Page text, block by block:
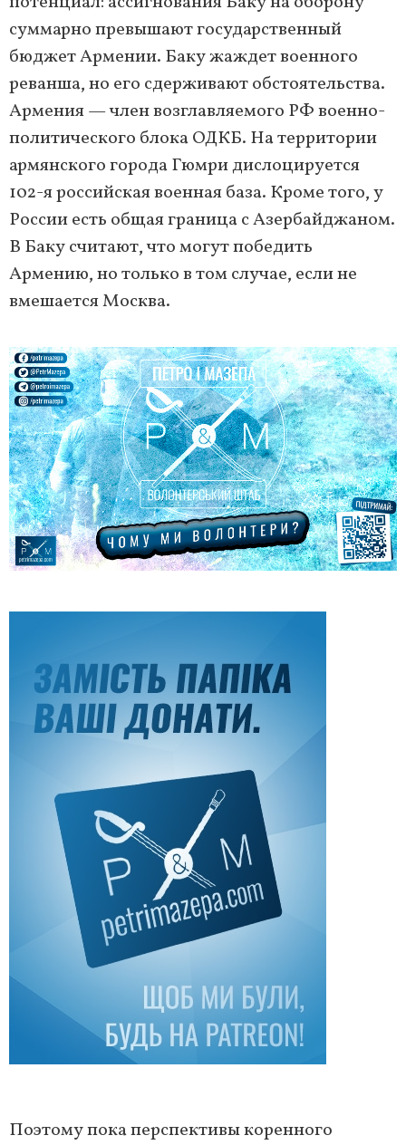
суммарно превышают государственный
бюджет Армении. Баку жаждет военного
реванша, но его сдерживают обстоятельства.
Армения — член возглавляемого РФ военно-
политического блока ОДКБ. На территории
армянского города Гюмри дислоцируется
102-я российская военная база. Кроме того, у
России есть общая граница с Азербайджаном.
В Баку считают, что могут победить
Армению, но только в том случае, если не
вмешается Москва.
Поэтому пока перспективы коренного